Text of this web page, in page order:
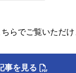
らでご覧いただけ
事を見る